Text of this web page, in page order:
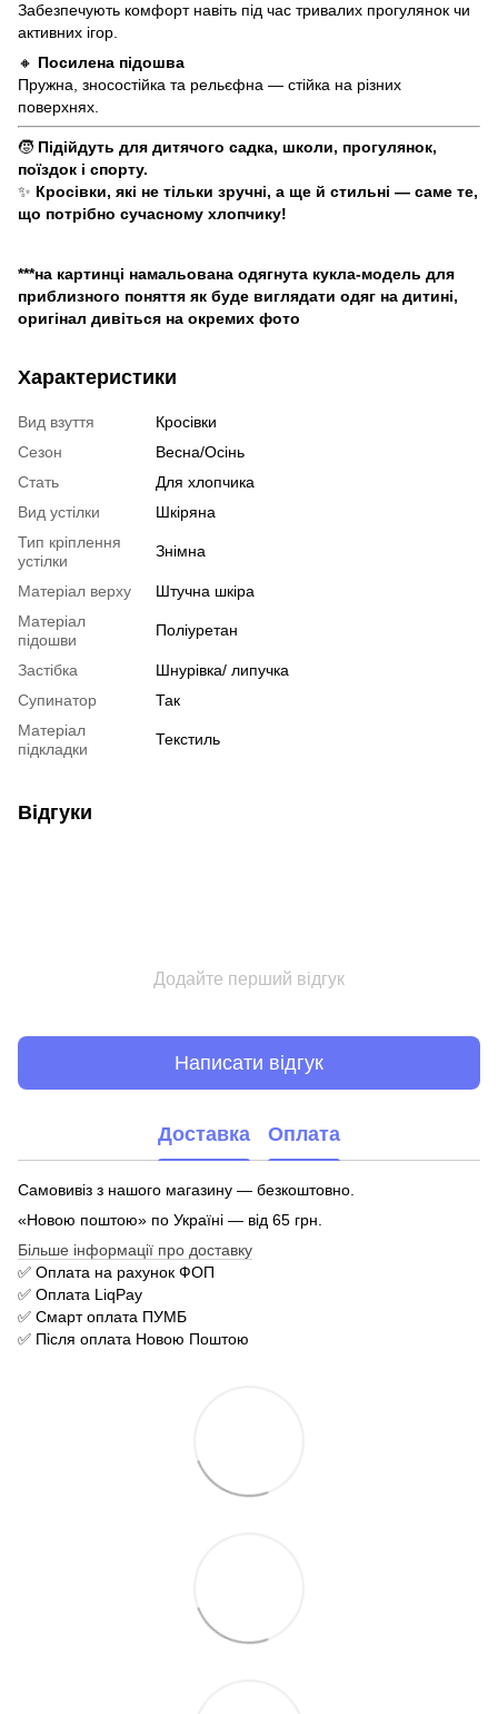
Забезпечують комфорт навіть під час тривалих прогулянок чи
активних ігор.
🔸 Посилена підошва
Пружна, зносостійка та рельєфна — стійка на різних
поверхнях.
🧒 Підійдуть для дитячого садка, школи, прогулянок,
поїздок і спорту.
✨ Кросівки, які не тільки зручні, а ще й стильні — саме те,
що потрібно сучасному хлопчику!
***на картинці намальована одягнута кукла-модель для
приблизного поняття як буде виглядати одяг на дитині,
оригінал дивіться на окремих фото
Характеристики
Вид взуття
Кросівки
Сезон
Весна/Осінь
Стать
Для хлопчика
Вид устілки
Шкіряна
Тип кріплення
устілки
Знімна
Матеріал верху
Штучна шкіра
Матеріал
підошви
Поліуретан
Застібка
Шнурівка/ липучка
Супинатор
Так
Матеріал
підкладки
Текстиль
Відгуки
Додайте перший відгук
Написати відгук
Доставка Оплата
Самовивіз з нашого магазину — безкоштовно.
«Новою поштою» по Україні — від 65 грн.
Більше інформації про доставку
✅ Оплата на рахунок ФОП
✅ Оплата LiqPay
✅ Смарт оплата ПУМБ
✅ Після оплата Новою Поштою